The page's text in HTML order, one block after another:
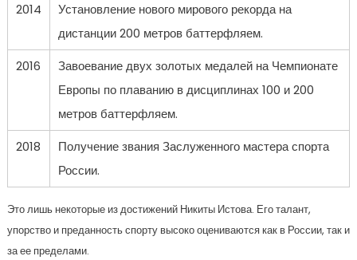
2014
Установление нового мирового рекорда на
дистанции 200 метров баттерфляем.
2016
Завоевание двух золотых медалей на Чемпионате
Европы по плаванию в дисциплинах 100 и 200
метров баттерфляем.
2018
Получение звания Заслуженного мастера спорта
России.
Это лишь некоторые из достижений Никиты Истова. Его талант,
упорство и преданность спорту высоко оцениваются как в России, так и
за ее пределами.